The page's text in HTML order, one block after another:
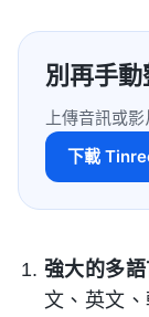
別再手
上傳音訊或
下載
強大的多
文、英文